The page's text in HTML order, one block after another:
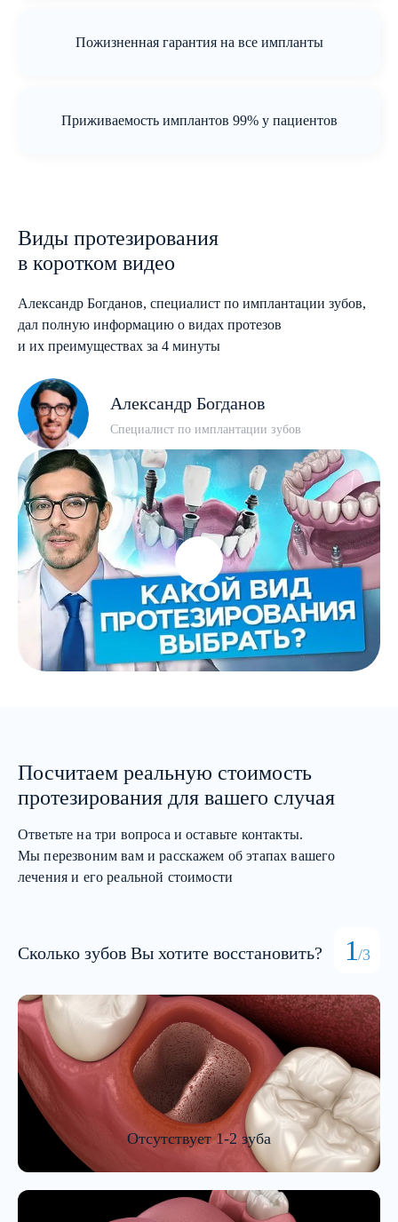
Пожизненная гарантия на все импланты
Приживаемость имплантов 99% у пациентов
Виды протезирования
в коротком видео
Александр Богданов, специалист по имплантации зубов,
дал полную информацию о видах протезов
и их преимуществах за 4 минуты
Александр Богданов
Специалист по имплантации зубов
Посчитаем реальную стоимость
протезирования для вашего случая
Ответьте на три вопроса и оставьте контакты.
Мы перезвоним вам и расскажем об этапах вашего
лечения и его реальной стоимости
Сколько зубов Вы хотите восстановить? 1/3
Отсутствует 1-2 зуба